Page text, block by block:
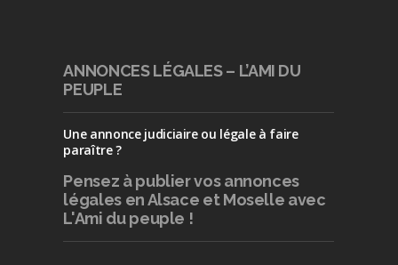
ANNONCES LÉGALES – L’AMI DU
PEUPLE
Une annonce judiciaire ou légale à faire
paraître ?
Pensez à publiervos annonces
légales en Alsace et Moselle avec
L'Ami du peuple !